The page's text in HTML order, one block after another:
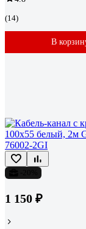
(14)
В
1 150 ₽